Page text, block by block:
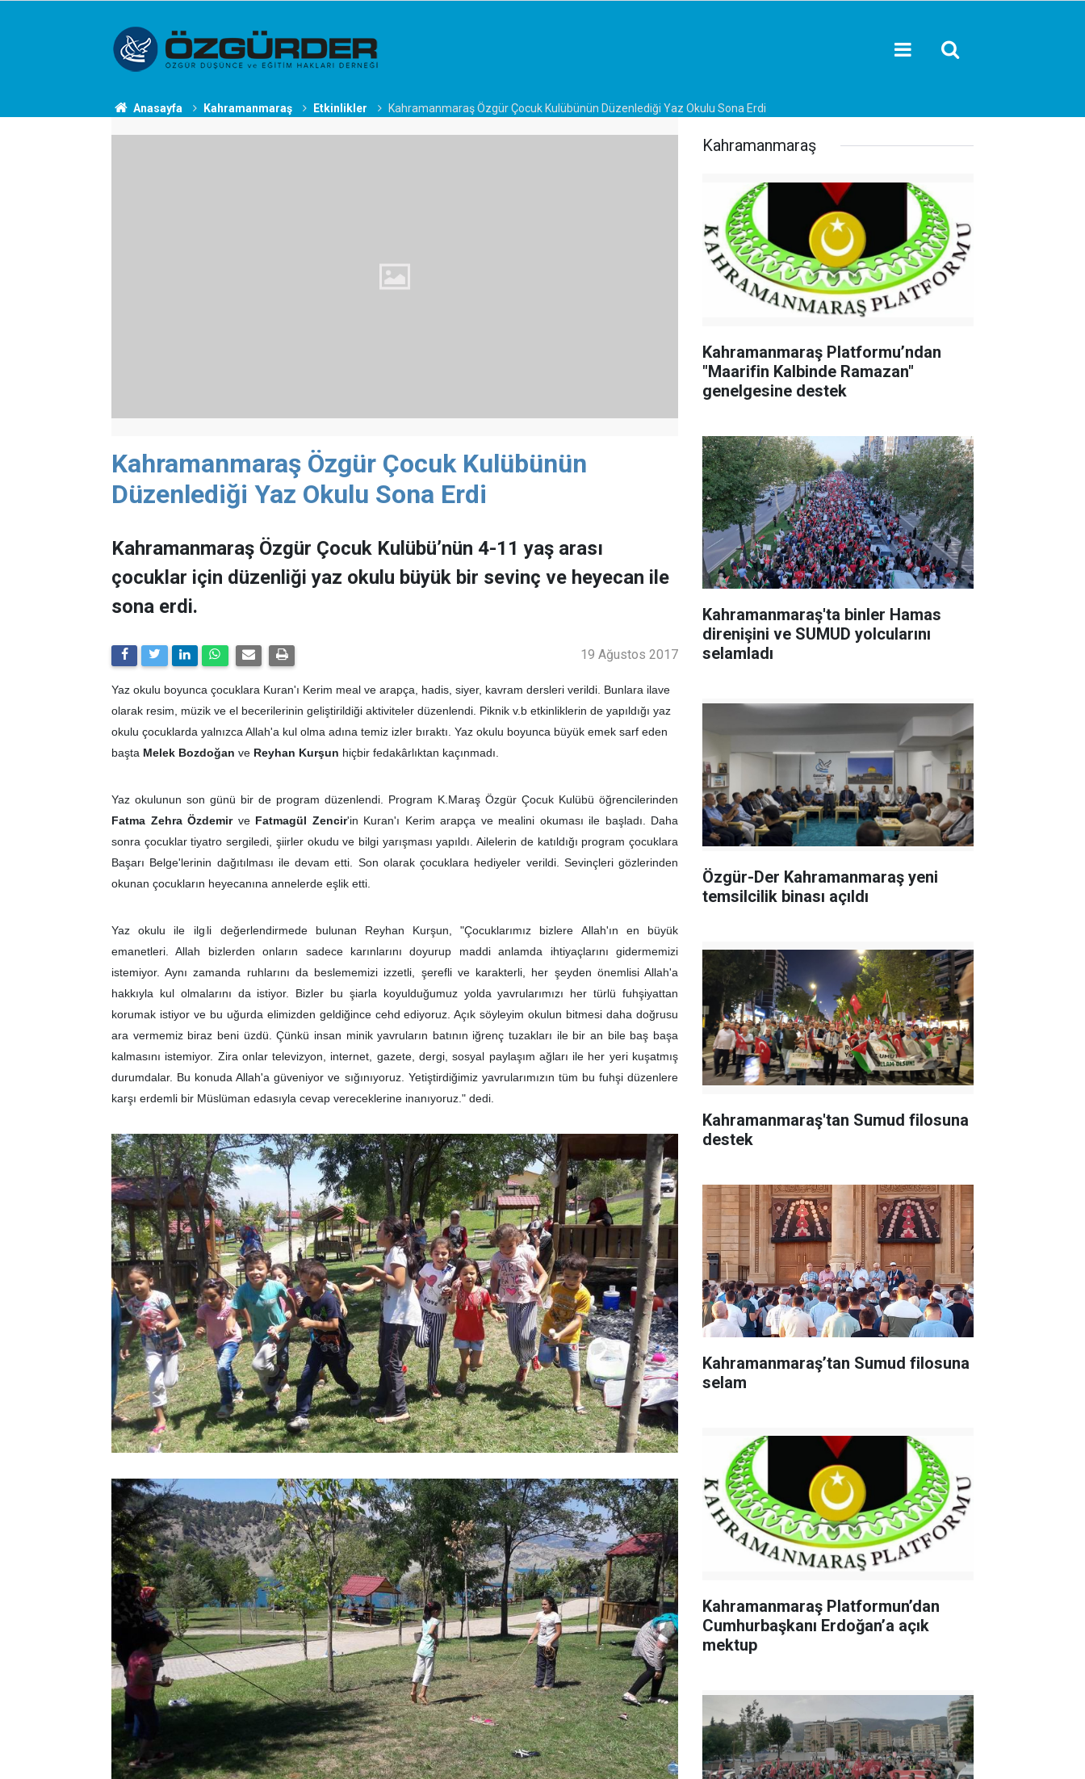
Anasayfa Kahramanmaraş Etkinlikler Kahramanmaraş Özgür Çocuk Kulübünün Düzenlediği Yaz Okulu Sona Erdi
Kahramanmaraş Özgür Çocuk Kulübünün
Düzenlediği Yaz Okulu Sona Erdi
Kahramanmaraş Özgür Çocuk Kulübü’nün 4-11 yaş arası
çocuklar için düzenliği yaz okulu büyük bir sevinç ve heyecan ile
sona erdi.
19 Ağustos 2017
Yaz okulu boyunca çocuklara Kuran'ı Kerim meal ve arapça, hadis, siyer, kavram dersleri verildi. Bunlara ilave
olarak resim, müzik ve el becerilerinin geliştirildiği aktiviteler düzenlendi. Piknik v.b etkinliklerin de yapıldığı yaz
okulu çocuklarda yalnızca Allah'a kul olma adına temiz izler bıraktı. Yaz okulu boyunca büyük emek sarf eden
başta Melek Bozdoğan ve Reyhan Kurşun hiçbir fedakârlıktan kaçınmadı.
Yaz okulunun son günü bir de program düzenlendi. Program K.Maraş Özgür Çocuk Kulübü öğrencilerinden
Fatma Zehra Özdemirve Fatmagül Zencir'in Kuran'ı Kerim arapça ve mealini okuması ile başladı. Daha
sonra çocuklar tiyatro sergiledi, şiirler okudu ve bilgi yarışması yapıldı. Ailelerin de katıldığı program çocuklara
Başarı Belge'lerinin dağıtılması ile devam etti. Son olarak çocuklara hediyeler verildi. Sevinçleri gözlerinden
okunan çocukların heyecanına annelerde eşlik etti.
Yaz okulu ile ilgili değerlendirmede bulunan Reyhan Kurşun, "Çocuklarımız bizlere Allah'ın en büyük
emanetleri. Allah bizlerden onların sadece karınlarını doyurup maddi anlamda ihtiyaçlarını gidermemizi
istemiyor. Aynı zamanda ruhlarını da beslememizi izzetli, şerefli ve karakterli, her şeyden önemlisi Allah'a
hakkıyla kul olmalarını da istiyor. Bizler bu şiarla koyulduğumuz yolda yavrularımızı her türlü fuhşiyattan
korumak istiyor ve bu uğurda elimizden geldiğince cehd ediyoruz. Açık söyleyim okulun bitmesi daha doğrusu
ara vermemiz biraz beni üzdü. Çünkü insan minik yavruların batının iğrenç tuzakları ile bir an bile baş başa
kalmasını istemiyor. Zira onlar televizyon, internet, gazete, dergi, sosyal paylaşım ağları ile her yeri kuşatmış
durumdalar. Bu konuda Allah'a güveniyor ve sığınıyoruz. Yetiştirdiğimiz yavrularımızın tüm bu fuhşi düzenlere
karşı erdemli bir Müslüman edasıyla cevap vereceklerine inanıyoruz." dedi.
Kahramanmaraş
Kahramanmaraş Platformu’ndan
"Maarifin Kalbinde Ramazan"
genelgesine destek
Kahramanmaraş'ta binler Hamas
direnişini ve SUMUD yolcularını
selamladı
Özgür-Der Kahramanmaraş yeni
temsilcilik binası açıldı
Kahramanmaraş'tan Sumud filosuna
destek
Kahramanmaraş’tan Sumud filosuna
selam
Kahramanmaraş Platformun’dan
Cumhurbaşkanı Erdoğan’a açık
mektup